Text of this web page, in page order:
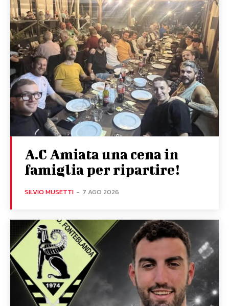
A.C Amiata una cena in
famiglia per ripartire!
SILVIO MUSETTI - 7 AGO 2026